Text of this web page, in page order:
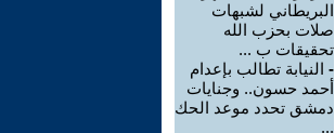
البريطاني لشبهات
صلات بحزب الله
تحقيقات ب ...
- النيابة تطالب بإعدام
أحمد حسون.. وجنايات
دمشق تحدد موعد الحك
...